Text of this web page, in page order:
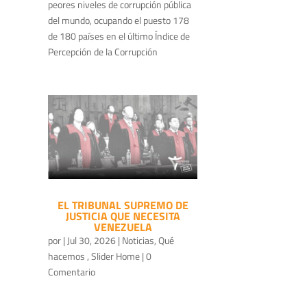
peores niveles de corrupción pública
del mundo, ocupando el puesto 178
de 180 países en el último Índice de
Percepción de la Corrupción
EL TRIBUNAL SUPREMO DE
JUSTICIA QUE NECESITA
VENEZUELA
por| Jul 30, 2026| Noticias,Qué
hacemos ,Slider Home| 0
Comentario